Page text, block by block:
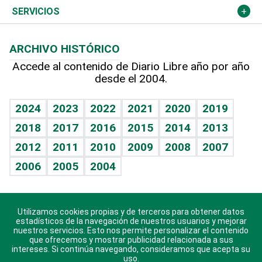
Resto del mundo
Economía personal
Podcast Arte Libre
Hablando con el pediatra
Vida y familia
Eñe
Celebrando la vida
Sin complejos
En pocas palabras
Escuchando al corazón
Economía Personal
Más deportes
TBT Deportivo
Columnistas
Más firmas
Cambio climático
Opinión
Hecho en casa
Guía del dinero
SERVICIOS
Cumpleaños
Horóscopos
Crucigramas
ARCHIVO HISTÓRICO
Accede al contenido de Diario Libre año por año
desde el 2004.
2024 2023 2022 2021 2020
2019
2018
2017 2016 2015 2014
2013
2012
2011 2010 2009 2008
2007
2006
2005 2004
Descarga nuestras aplicaciones para Android, iOS y
sistema Huawei.
Utilizamos cookies propias y de terceros para obtener datos
estadísticos de la navegación de nuestros usuarios y mejorar
nuestros servicios. Esto nos permite personalizar el contenido
que ofrecemos y mostrar publicidad relacionada a sus
intereses. Si continúa navegando, consideramos que acepta su
uso.